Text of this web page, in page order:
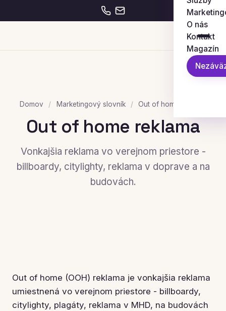
O nás
Kontakt
Magazín
Domov / Marketingový slovník / Out of home reklama
Out of home reklama
Vonkajšia reklama vo verejnom priestore -
billboardy, citylighty, reklama v doprave a na
budovách.
Out of home (OOH) reklama je vonkajšia reklama
umiestnená vo verejnom priestore - billboardy,
citylighty, plagáty, reklama v MHD, na budovách